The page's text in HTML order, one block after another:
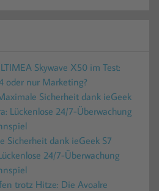
Skywave X50 im Test:
oder nur Marketing?
Sicherheit dank ieGeek
Lückenlose 24/7-Überwachung
Sicherheit dank ieGeek S7
24/7-Überwachung
trotz Hitze: Die Avoalre